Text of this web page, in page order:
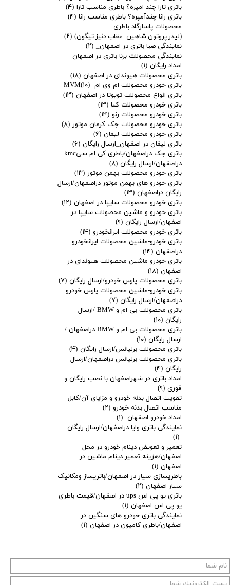
باتری تارا چند امپره؟ باطری مناسب تارا (۴)
باتری رانا چندآمپره؟ باطری مناسب رانا (۴)
محصولات پاسارگاد باطری
(لیدر.پروتون.شاهین. عقاب.دنیز.تیگون) (۲)
نمایندگی صبا باتری در اصفهان_
(۲)
نمایندگی محصولات برنا باتری در اصفهان-
امداد رایگان (۱)
باتری محصولات هیوندای در اصفهان (۱۸)
باتری خودرو محصولات ام وی ام MVM (۱۰)
باتری انواع محصولات تویوتا در اصفهان (۱۳)
باتری خودرو محصولات کیا (۱۳)
باتری خودرو محصولات رنو (۱۴)
باتری خودرو محصولات جک کرمان موتور (۸)
باتری خودرو محصولات لیفان (۶)
باتری لیفان در اصفهان_ارسال رایگان (۶)
باتری جک دراصفهان/باطری کی ام سیkmc
دراصفهان/ارسال رایگان (۸)
باتری خودرو محصولات بهمن موتور (۱۳)
باتری خودرو های بهمن موتور دراصفهان/ارسال
رایگان دراصفهان (۱۳)
باتری خودرو محصولات سایپا در اصفهان (۱۲)
باتری خودرو و ماشین محصولات سایپا در
اصفهان/ارسال رایگان (۹)
باتری خودرو محصولات ایرانخودرو (۱۴)
باتری خودرو-ماشین محصولات ایرانخودرو
دراصفهان (۱۴)
باتری خودرو-ماشین محصولات هیوندای در
اصفهان (۱۸)
باتری محصولات پارس خودرو/ارسال رایگان (۷)
باتری خودرو-ماشین محصولات پارس خودرو
دراصفهان/ارسال رایگان (۷)
باتری محصولات بی ام و BMW /ارسال
رایگان (۱۰)
باتری محصولات بی ام و BMW دراصفهان /
ارسال رایگان (۱۰)
باتری محصولات برلیانس/ارسال رایگان (۴)
باتری محصولات برلیانس دراصفهان/ارسال
رایگان (۴)
امداد باتری در شهراصفهان با نصب رایگان و
فوری (۹)
تقویت اتصال بدنه خودرو و مزایای آن/کابل
مناسب اتصال بدنه خودرو (۲)
امداد خودرو اصفهان (۱)
نمایندگی باتری وایا دراصفهان/ارسال رایگان
(۱)
تعمیر و تعویض دینام خودرو در محل
اصفهان/هزینه تعمیر دینام ماشین در
اصفهان (۱)
باطریسازی سیار در اصفهان/باتریساز ومکانیک
سیار اصفهان (۲)
باتری یو پی اس ups در اصفهان/قیمت باطری
یو پی اس اصفهان (۱)
نمایندگی باتری خودرو های سنگین در
اصفهان/باطری کامیون در اصفهان (۱)